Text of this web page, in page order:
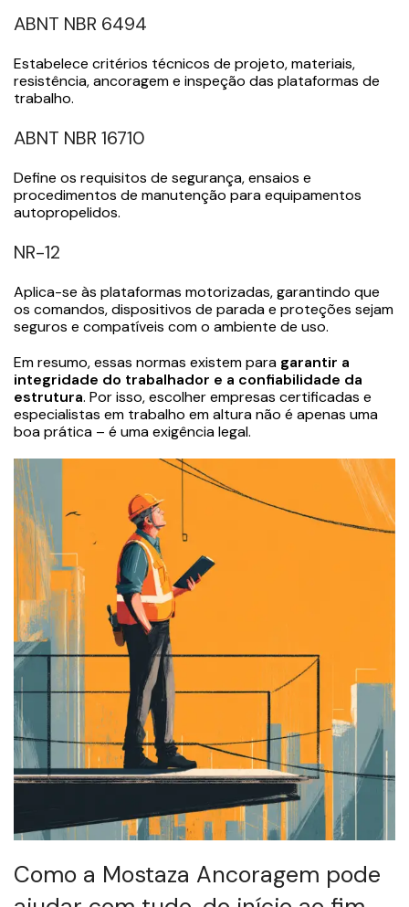
ABNT NBR 6494
Estabelece critérios técnicos de projeto, materiais,
resistência, ancoragem e inspeção das plataformas de
trabalho.
ABNT NBR 16710
Define os requisitos de segurança, ensaios e
procedimentos de manutenção para equipamentos
autopropelidos.
NR-12
Aplica-se às plataformas motorizadas, garantindo que
os comandos, dispositivos de parada e proteções sejam
seguros e compatíveis com o ambiente de uso.
Em resumo, essas normas existem para garantir a
integridade do trabalhador e a confiabilidade da
estrutura. Por isso, escolher empresas certificadas e
especialistas em trabalho em altura não é apenas uma
boa prática – é uma exigência legal.
Como a Mostaza Ancoragem pode